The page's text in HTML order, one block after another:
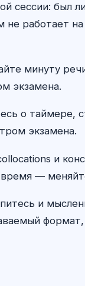
сессии: был
не работает
минуту
экзамена.
о таймере,
экзамена.
и
—
и
формат,